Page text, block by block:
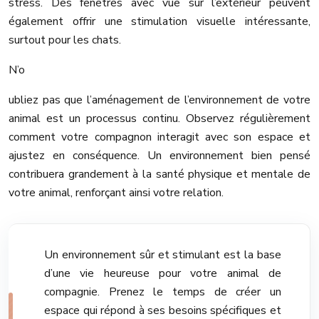
également offrir une stimulation visuelle intéressante,
surtout pour les chats.
N’o
ubliez pas que l’aménagement de l’environnement de votre
animal est un processus continu. Observez régulièrement
comment votre compagnon interagit avec son espace et
ajustez en conséquence. Un environnement bien pensé
contribuera grandement à la santé physique et mentale de
votre animal, renforçant ainsi votre relation.
Un environnement sûr et stimulant est la base
d’une vie heureuse pour votre animal de
compagnie. Prenez le temps de créer un
espace qui répond à ses besoins spécifiques et